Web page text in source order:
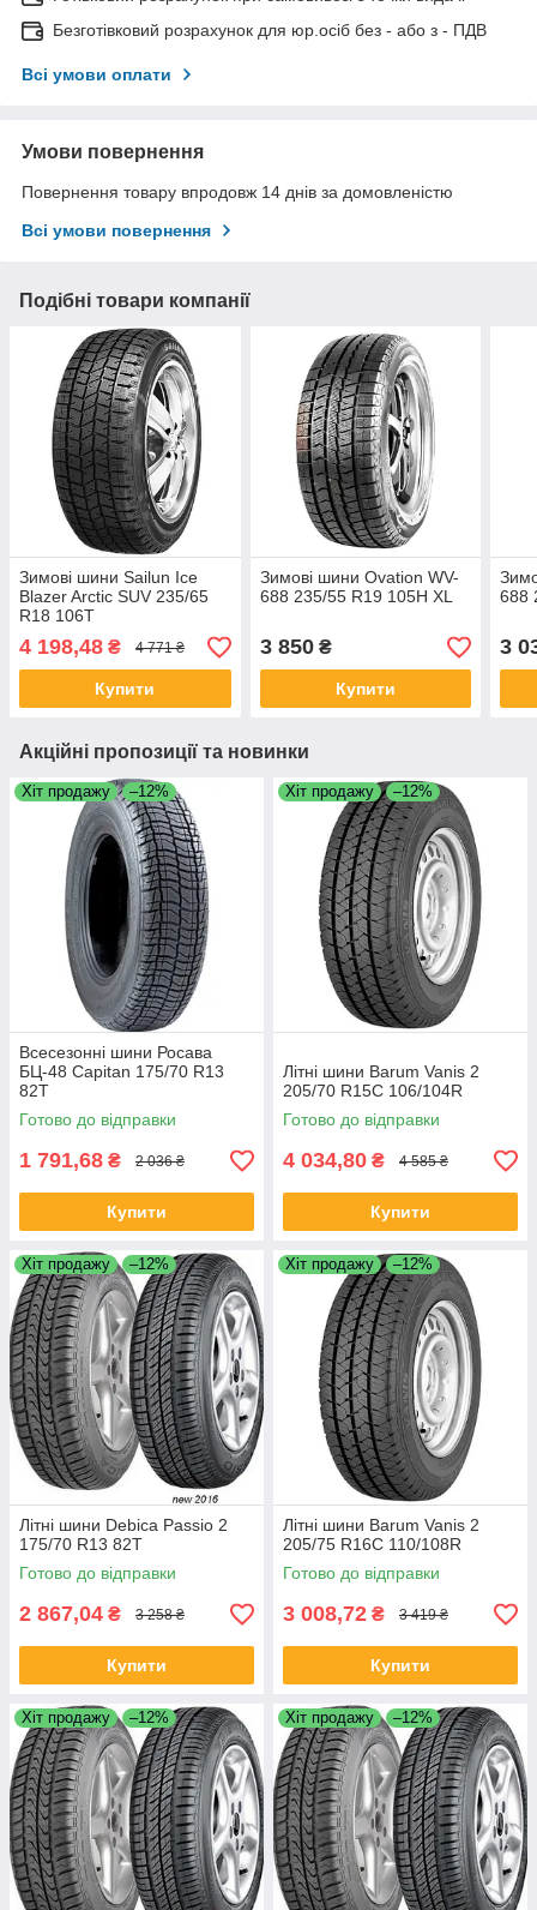
Безготівковий розрахунок для юр.осіб без - або з - ПДВ
Всі умови оплати
Умови повернення
Повернення товару впродовж 14 днів за домовленістю
Всі умови повернення
Подібні товари компанії
Зимові шини Sailun Ice
Blazer Arctic SUV 235/65
R18 106T
4 198,48 ₴ 4 771 ₴
Купити
Зимові шини Ovation WV-
688 235/55 R19 105H XL
3 850₴
Купити
688
3
Акційні пропозиції та новинки
Хіт продажу –12%
Всесезонні шини Росава
БЦ-48 Capitan 175/70 R13
82T
Готово до відправки
1 791,68 ₴ 2 036 ₴
Купити
Хіт продажу –12%
Літні шини Barum Vanis 2
205/70 R15C 106/104R
Готово до відправки
4 034,80 ₴ 4 585 ₴
Купити
Хіт продажу –12%
Літні шини Debica Passio 2
175/70 R13 82T
Готово до відправки
2 867,04 ₴ 3 258 ₴
Купити
Хіт продажу –12%
Літні шини Barum Vanis 2
205/75 R16C 110/108R
Готово до відправки
3 008,72 ₴ 3 419 ₴
Купити
Хіт продажу –12% Хіт продажу –12%